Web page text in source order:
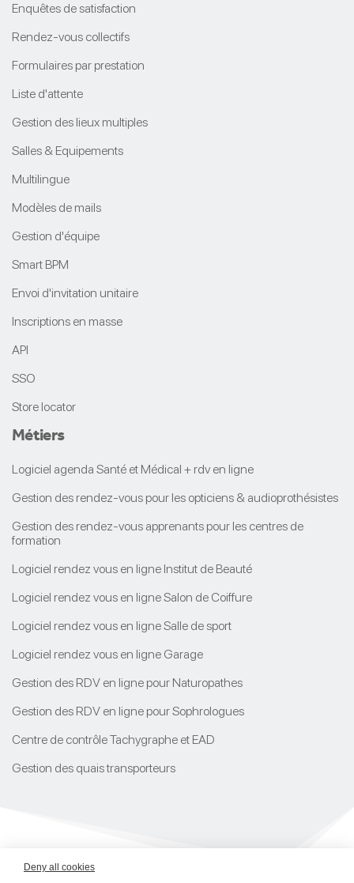
Enquêtes de satisfaction
Rendez-vous collectifs
Formulaires par prestation
Liste d'attente
Gestion des lieux multiples
Salles & Equipements
Multilingue
Modèles de mails
Gestion d'équipe
Smart BPM
Envoi d'invitation unitaire
Inscriptions en masse
API
SSO
Store locator
Métiers
Logiciel agenda Santé et Médical + rdv en ligne
Gestion des rendez-vous pour les opticiens & audioprothésistes
Gestion des rendez-vous apprenants pour les centres de
formation
Logiciel rendez vous en ligne Institut de Beauté
Logiciel rendez vous en ligne Salon de Coiffure
Logiciel rendez vous en ligne Salle de sport
Logiciel rendez vous en ligne Garage
Gestion des RDV en ligne pour Naturopathes
Gestion des RDV en ligne pour Sophrologues
Centre de contrôle Tachygraphe et EAD
Gestion des quais transporteurs
Deny all cookies